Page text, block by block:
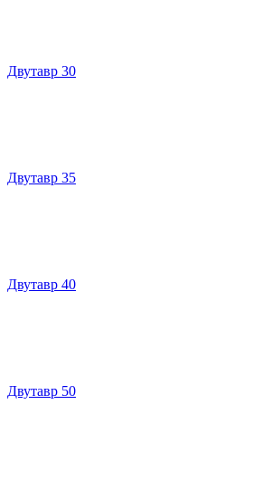
Двутавр 30
Двутавр 35
Двутавр 40
Двутавр 50